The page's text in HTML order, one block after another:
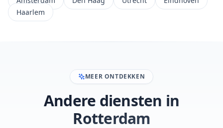
Haarlem
MEER ONTDEKKEN
Andere diensten in
Rotterdam